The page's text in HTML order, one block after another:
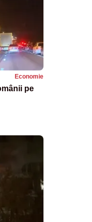
Economie
pe